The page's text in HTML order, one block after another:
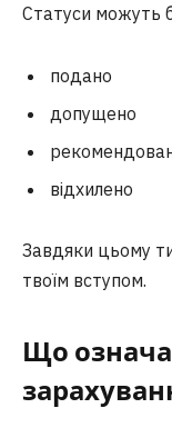
Статуси можуть
подано
допущено
відхилено
Завдяки цьому
твоїм вступом.
Що